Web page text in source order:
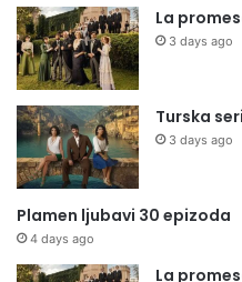
La
3 days ago
Turska
3 days ago
Plamen ljubavi 30 epizoda
4 days ago
La